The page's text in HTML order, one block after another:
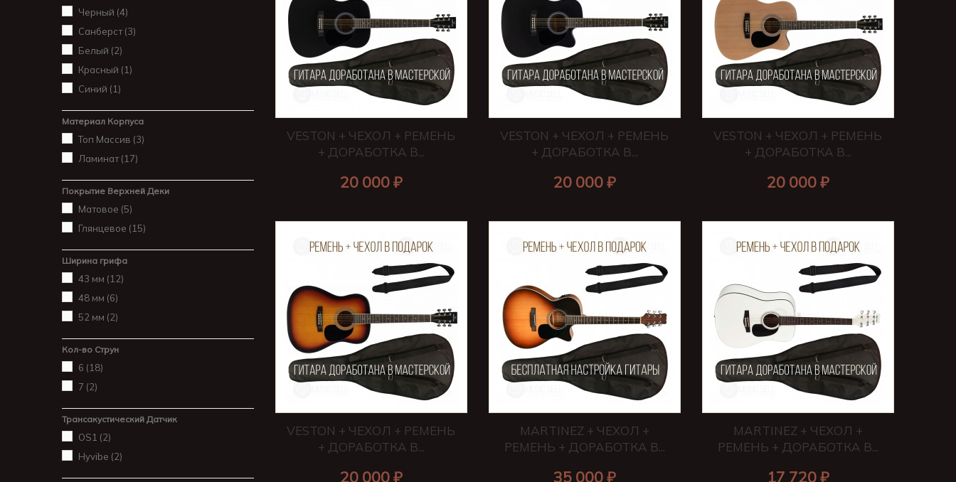
Черный (4)
Санберст(3)
Белый (2)
Красный (1)
Синий (1)
Материал Корпуса
Топ Массив (3)
Ламинат(17)
Покрытие Верхней Деки
Матовое (5)
Глянцевое (15)
Ширина грифа
43 мм (12)
48 мм (6)
52 мм (2)
Кол-во Струн
6 (18)
7 (2)
Трансакустический Датчик
OS1 (2)
Hyvibe (2)
VESTON + ЧЕХОЛ + РЕМЕНЬ
+ ДОРАБОТКА В...
20 000 ₽
VESTON + ЧЕХОЛ + РЕМЕНЬ
+ ДОРАБОТКА В...
20 000 ₽
VESTON + ЧЕХОЛ + РЕМЕНЬ
+ ДОРАБОТКА В...
20 000 ₽
VESTON + ЧЕХОЛ + РЕМЕНЬ
+ ДОРАБОТКА В...
20 000 ₽
MARTINEZ + ЧЕХОЛ +
РЕМЕНЬ + ДОРАБОТКА В...
35 000 ₽
MARTINEZ + ЧЕХОЛ +
РЕМЕНЬ + ДОРАБОТКА В...
17 720 ₽